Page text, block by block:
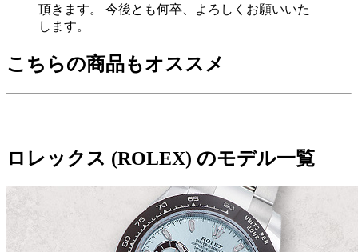
頂きます。 今後とも何卒、よろしくお願いいた
します。
こちらの商品もオススメ
ロレックス (ROLEX) のモデル一覧